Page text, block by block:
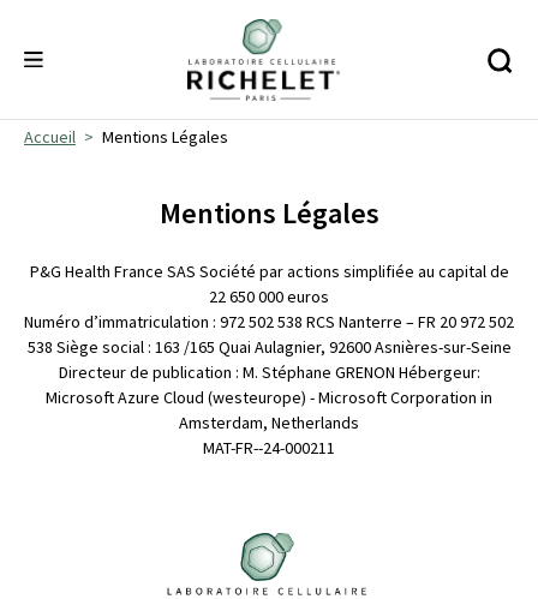
Accueil Mentions Légales
Mentions Légales
P&G Health France SAS Société par actions simplifiée au capital de
22 650 000 euros
Numéro d’immatriculation : 972 502 538 RCS Nanterre – FR 20 972 502
538 Siège social : 163 /165 Quai Aulagnier, 92600 Asnières-sur-Seine
Directeur de publication : M. Stéphane GRENON Hébergeur:
Microsoft Azure Cloud (westeurope) - Microsoft Corporation in
Amsterdam, Netherlands
MAT-FR--24-000211